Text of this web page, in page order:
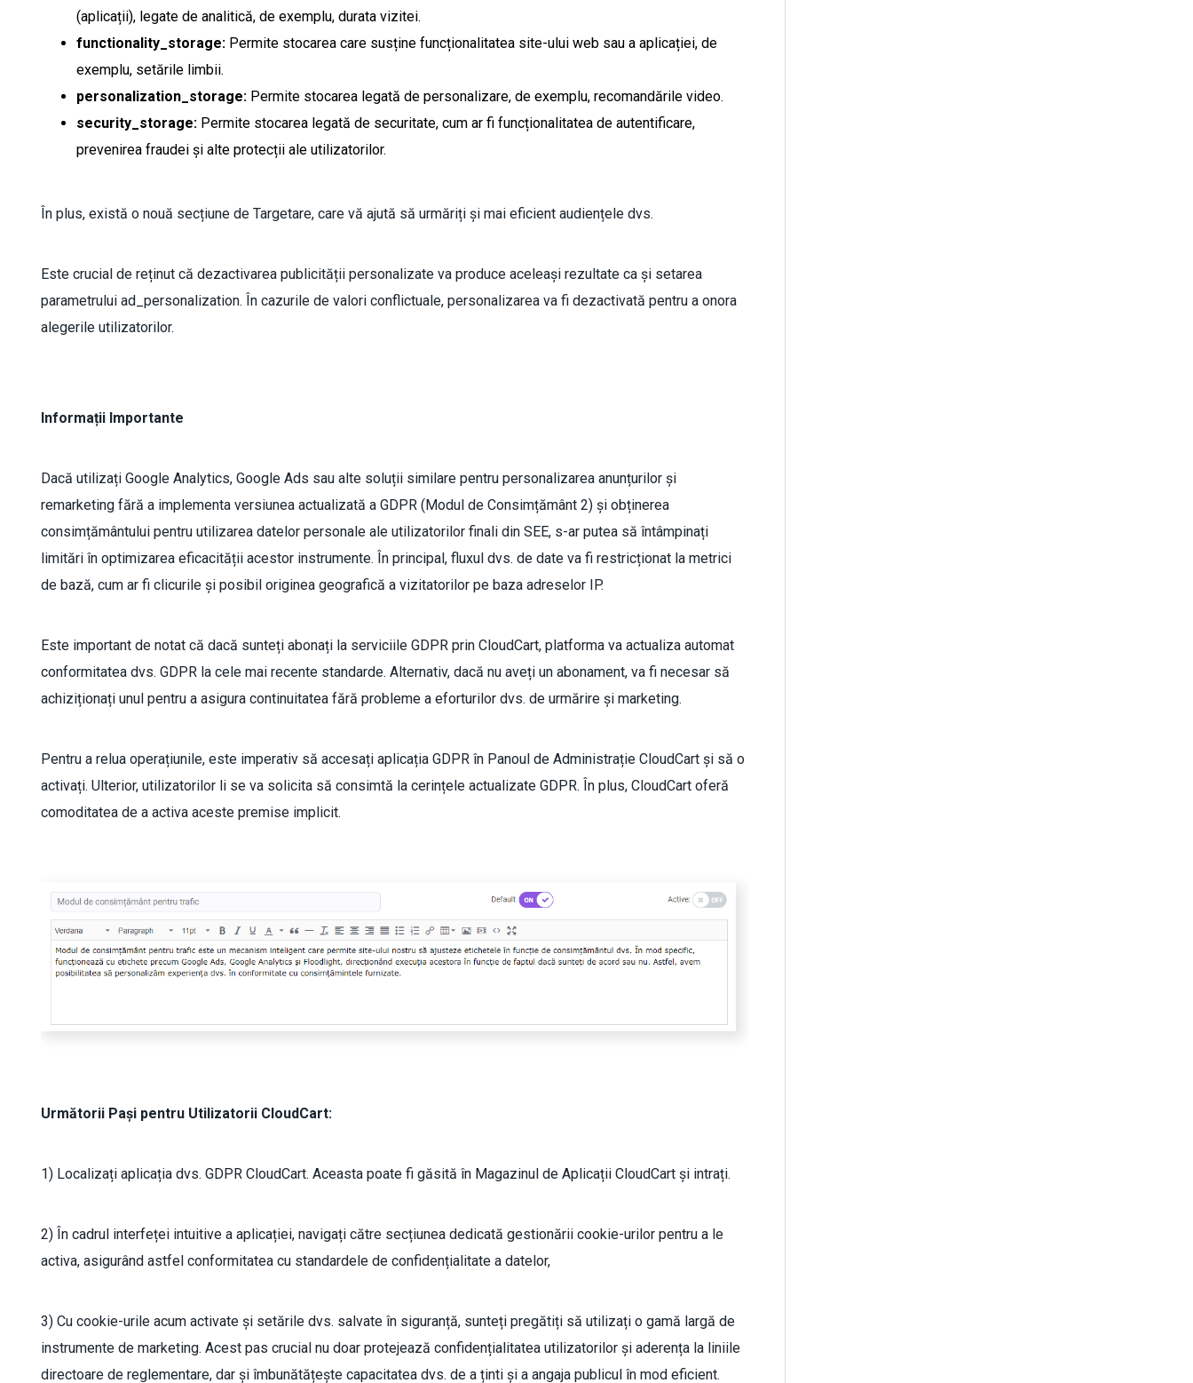
(aplicații), legate de analitică, de exemplu, durata vizitei.
functionality_storage: Permite stocarea care susține funcționalitatea site-ului web sau a aplicației, de
exemplu, setările limbii.
personalization_storage: Permite stocarea legată de personalizare, de exemplu, recomandările video.
security_storage: Permite stocarea legată de securitate, cum ar fi funcționalitatea de autentificare,
prevenirea fraudei și alte protecții ale utilizatorilor.
În plus, există o nouă secțiune de Targetare, care vă ajută să urmăriți și mai eficient audiențele dvs.
Este crucial de reținut că dezactivarea publicității personalizate va produce aceleași rezultate ca și setarea
parametrului ad_personalization. În cazurile de valori conflictuale, personalizarea va fi dezactivată pentru a onora
alegerile utilizatorilor.
Informații Importante
Dacă utilizați Google Analytics, Google Ads sau alte soluții similare pentru personalizarea anunțurilor și
remarketing fără a implementa versiunea actualizată a GDPR (Modul de Consimțământ 2) și obținerea
consimțământului pentru utilizarea datelor personale ale utilizatorilor finali din SEE, s-ar putea să întâmpinați
limitări în optimizarea eficacității acestor instrumente. În principal, fluxul dvs. de date va fi restricționat la metrici
de bază, cum ar fi clicurile și posibil originea geografică a vizitatorilor pe baza adreselor IP.
Este important de notat că dacă sunteți abonați la serviciile GDPR prin CloudCart, platforma va actualiza automat
conformitatea dvs. GDPR la cele mai recente standarde. Alternativ, dacă nu aveți un abonament, va fi necesar să
achiziționați unul pentru a asigura continuitatea fără probleme a eforturilor dvs. de urmărire și marketing.
Pentru a relua operațiunile, este imperativ să accesați aplicația GDPR în Panoul de Administrație CloudCart și să o
activați. Ulterior, utilizatorilor li se va solicita să consimtă la cerințele actualizate GDPR. În plus, CloudCart oferă
comoditatea de a activa aceste premise implicit.
Următorii Pași pentru Utilizatorii CloudCart:
1) Localizați aplicația dvs. GDPR CloudCart. Aceasta poate fi găsită în Magazinul de Aplicații CloudCart și intrați.
2) În cadrul interfeței intuitive a aplicației, navigați către secțiunea dedicată gestionării cookie-urilor pentru a le
activa, asigurând astfel conformitatea cu standardele de confidențialitate a datelor,
3) Cu cookie-urile acum activate și setările dvs. salvate în siguranță, sunteți pregătiți să utilizați o gamă largă de
instrumente de marketing. Acest pas crucial nu doar protejează confidențialitatea utilizatorilor și aderența la liniile
directoare de reglementare, dar și îmbunătățește capacitatea dvs. de a ținti și a angaja publicul în mod eficient.